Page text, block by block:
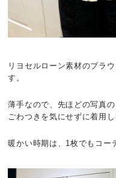
リヨセルローン素材のブラ
す。
薄手なので、先ほどの写真
ごわつきを気にせずに着用し
暖かい時期は、1枚でもコー